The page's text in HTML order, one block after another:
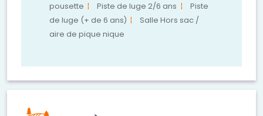
pousette
Piste de luge 2/6 ans
Piste
de luge (+ de 6 ans)
Salle Hors sac /
aire de pique nique